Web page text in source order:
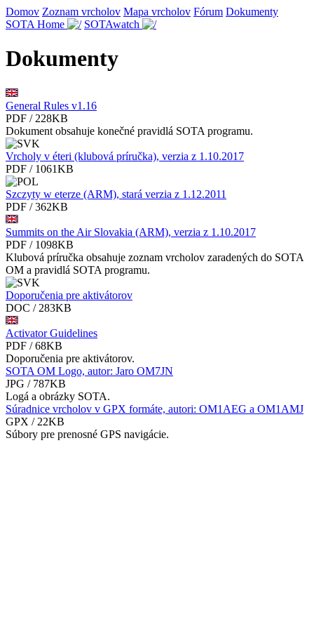
Domov Zoznam vrcholov Mapa vrcholov Fórum Dokumenty
SOTA Home
SOTAwatch
Dokumenty
General Rules v1.16
PDF / 228KB
Dokument obsahuje konečné pravidlá SOTA programu.
Vrcholy v éteri (klubová príručka), verzia z 1.10.2017
PDF / 1061KB
Szczyty w eterze (ARM), stará verzia z 1.12.2011
PDF / 362KB
Summits on the Air Slovakia (ARM), verzia z 1.10.2017
PDF / 1098KB
Klubová príručka obsahuje zoznam vrcholov zaradených do SOTA
OM a pravidlá SOTA programu.
Doporučenia pre aktivátorov
DOC / 283KB
Activator Guidelines
PDF / 68KB
Doporučenia pre aktivátorov.
SOTA OM Logo, autor: Jaro OM7JN
JPG / 787KB
Logá a obrázky SOTA.
Súradnice vrcholov v GPX formáte, autori: OM1AEG a OM1AMJ
GPX / 22KB
Súbory pre prenosné GPS navigácie.